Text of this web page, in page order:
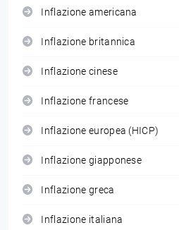
Inflazione americana
Inflazione britannica
Inflazione cinese
Inflazione francese
Inflazione europea (HICP)
Inflazione giapponese
Inflazione greca
Inflazione italiana